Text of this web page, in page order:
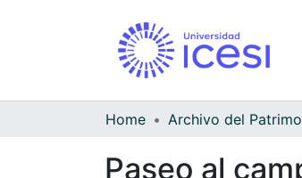
Home
Paseo al